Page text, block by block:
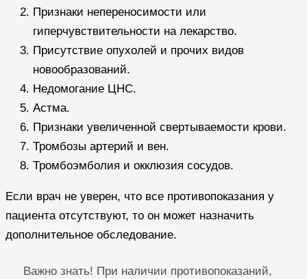
Признаки непереносимости или
гиперчувствительности на лекарство.
Присутствие опухолей и прочих видов
новообразований.
Недомогание ЦНС.
Астма.
Признаки увеличенной свертываемости крови.
Тромбозы артерий и вен.
Тромбоэмболия и окклюзия сосудов.
Если врач не уверен, что все противопоказания у
пациента отсутствуют, то он может назначить
дополнительное обследование.
Важно знать! При наличии противопоказаний,